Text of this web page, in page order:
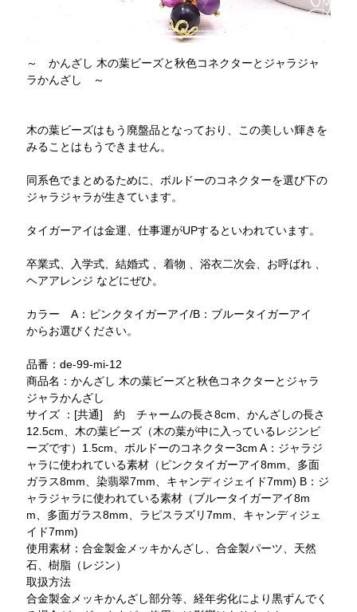
～ かんざし 木の葉ビーズと秋色コネクターとジャラジャ
ラかんざし ～
木の葉ビーズはもう廃盤品となっており、この美しい輝きを
みることはもうできません。
同系色でまとめるために、ボルドーのコネクターを選び下の
ジャラジャラが生きています。
タイガーアイは金運、仕事運がUPするといわれています。
卒業式、入学式、結婚式 、着物 、浴衣二次会、お呼ばれ 、
ヘアアレンジ などにぜひ。
カラー A：ピンクタイガーアイ/B：ブルータイガーアイ
からお選びください。
品番：de-99-mi-12
商品名：かんざし 木の葉ビーズと秋色コネクターとジャラ
ジャラかんざし
サイズ ：[共通] 約 チャームの長さ8cm、かんざしの長さ
12.5cm、木の葉ビーズ（木の葉が中に入っているレジンビ
ーズです）1.5cm、ボルドーのコネクター3cm A：ジャラジ
ャラに使われている素材（ピンクタイガーアイ8mm、多面
ガラス8mm、染翡翠7mm、キャンディジェイド7mm) B：ジ
ャラジャラに使われている素材（ブルータイガーアイ8m
m、多面ガラス8mm、ラピスラズリ7mm、キャンディジェ
イド7mm)
使用素材：合金製金メッキかんざし、合金製パーツ、天然
石、樹脂（レジン）
取扱方法
合金製金メッキかんざし部分等、経年劣化により黒ずんでく